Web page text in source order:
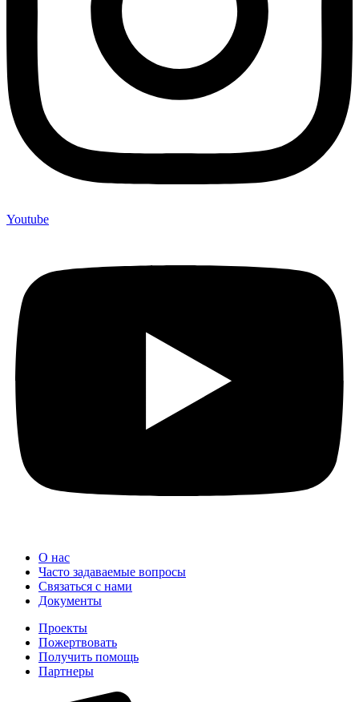
Youtube
О нас
Часто задаваемые вопросы
Связаться с нами
Документы
Проекты
Пожертвовать
Получить помощь
Партнеры